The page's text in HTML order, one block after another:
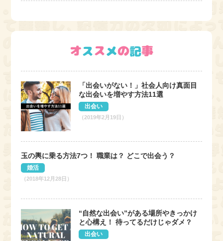
「出会いがない！」社会人向け真面目
な出会いを増やす方法11選
出会い
（2019年2月19日）
玉の輿に乗る方法7つ！ 職業は？ どこで出会う？
婚活
（2018年12月28日）
“自然な出会い”がある場所やきっかけ
と心構え！ 待ってるだけじゃダメ？
出会い